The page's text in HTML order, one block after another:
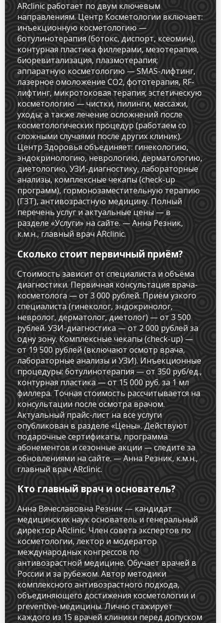
ARclinic работает по двум ключевым
направлениям. Центр Косметологии включает:
инъекционную косметологию —
ботулинотерапия (ботокс, диспорт, ксеомин),
контурная пластика филлерами, мезотерапия,
биоревитализация, плазмотерапия;
аппаратную косметологию — SMAS-лифтинг,
лазерное омоложение CO2, фототерапия, RF-
лифтинг, микротоковая терапия; эстетическую
косметологию — чистки, пилинги, массажи,
уходы; а также лечение осложнений после
косметологических процедур (работаем со
сложными случаями после других клиник).
Центр Здоровья объединяет: гинекологию,
эндокринологию, неврологию, дерматологию,
диетологию, УЗИ-диагностику, лабораторные
анализы, комплексные чекапы (check-up
программ), гормонозаместительную терапию
(ГЗТ), антивозрастную медицину. Полный
перечень услуг и актуальные цены — в
разделе «Услуги» на сайте. — Анна Резник,
к.м.н., главный врач ARclinic.
Сколько стоит первичный приём?
Стоимость зависит от специалиста и объёма
диагностики. Первичная консультация врача-
косметолога — от 3 000 рублей. Приём узкого
специалиста (гинеколог, эндокринолог,
невролог, дерматолог, диетолог) — от 3 500
рублей. УЗИ-диагностика — от 2 000 рублей за
одну зону. Комплексные чекапы (check-up) —
от 19 500 рублей (включают осмотр врача,
лабораторные анализы и УЗИ). Инъекционные
процедуры: ботулинотерапия — от 350 руб/ед.,
контурная пластика — от 15 000 руб. за 1 мл
филлера. Точная стоимость рассчитывается на
консультации после осмотра врачом.
Актуальный прайс-лист на все услуги
опубликован в разделе «Цены». Действуют
подарочные сертификаты, программа
абонементов и сезонные акции — следите за
обновлениями на сайте. — Анна Резник, к.м.н.,
главный врач ARclinic.
Кто главный врач и основатель?
Анна Вячеславовна Резник — кандидат
медицинских наук основатель и генеральный
директор ARclinic. Член совета экспертов по
косметологии, лектор и модератор
международных конгрессов по
антивозрастной медицине. Обучает врачей в
России и за рубежом. Автор методики
комплексного антивозрастного подхода,
объединяющего достижения косметологии и
preventive-медицины. Лично стажирует
каждого из 15 врачей клиники перед допуском
Имя и фамилия
Контактный телефон
РЇ РґР°СЋ СЃРѕРіР»Р°СЃРёРµ РЅР°
РѕР±СЂР°Р±РѕС‚РєСѓ
РїРµСЂСЃРѕРЅР°Р»СЊРЅС‹С… РґР°РЅРЅС‹С…
info@arclinic.ru
arclinic@mail.ru